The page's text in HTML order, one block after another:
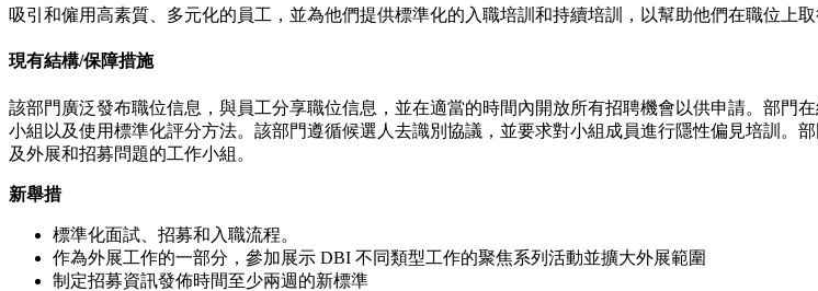
吸引和僱用高素質、多元化的員工，並為他們提供標準化的入職培訓和持續培訓，以幫助他們在職位上取
現有結構/保障措施
該部門廣泛發布職位信息，與員工分享職位信息，並在適當的時間內開放所有招聘機會以供申請。部門
小組以及使用標準化評分方法。該部門遵循候選人去識別協議，並要求對小組成員進行隱性偏見培訓。
及外展和招募問題的工作小組。
新舉措
標準化面試、招募和入職流程。
作為外展工作的一部分，參加展示 DBI 不同類型工作的聚焦系列活動並擴大外展範圍
制定招募資訊發佈時間至少兩週的新標準